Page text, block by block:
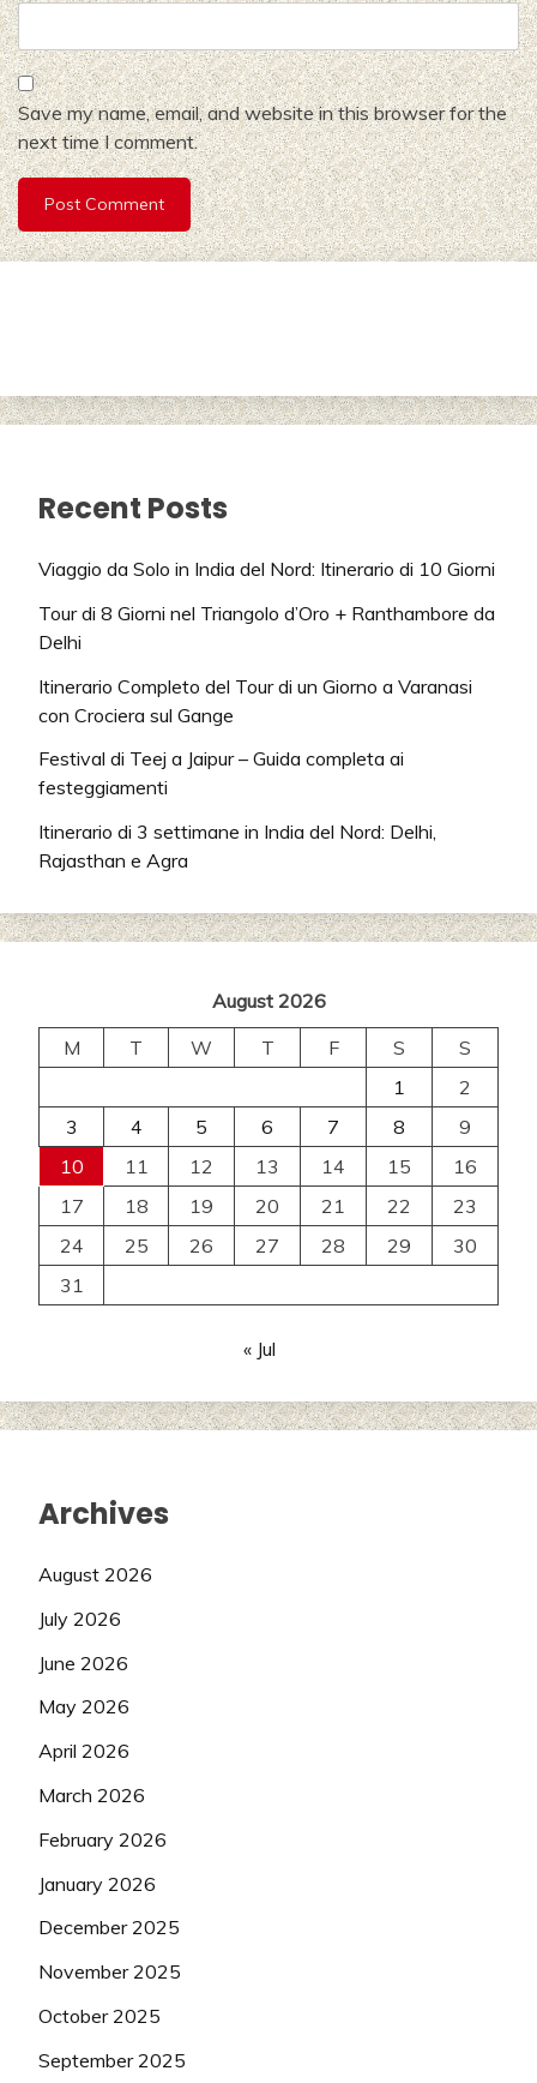
Save my name, email, and website in this browser for the
next time I comment.
Recent Posts
Viaggio da Solo in India del Nord: Itinerario di 10 Giorni
Tour di 8 Giorni nel Triangolo d’Oro + Ranthambore da
Delhi
Itinerario Completo del Tour di un Giorno a Varanasi
con Crociera sul Gange
Festival di Teej a Jaipur – Guida completa ai
festeggiamenti
Itinerario di 3 settimane in India del Nord: Delhi,
Rajasthan e Agra
August 2026
M
T W T F S
S
1
2
3
4 5 6 7 8
9
10
11 12 13 14 15
16
17
18 19 20 21 22
23
24
25 26 27 28 29
30
31
« Jul
Archives
August 2026
July 2026
June 2026
May 2026
April 2026
March 2026
February 2026
January 2026
December 2025
November 2025
October 2025
September 2025